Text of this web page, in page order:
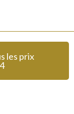
les prix